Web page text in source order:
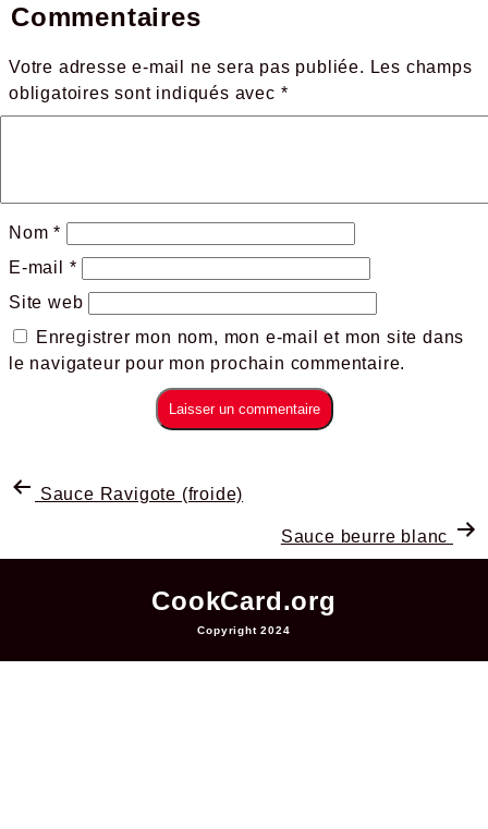
Commentaires
Votre adresse e-mail ne sera pas publiée. Les champs
obligatoires sont indiqués avec *
Nom*
E-mail *
Site web
Enregistrer mon nom, mon e-mail et mon site dans
le navigateur pour mon prochain commentaire.
Sauce Ravigote (froide)
Sauce beurre blanc
CookCard.org
Copyright 2024